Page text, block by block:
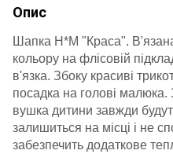
Опис
Шапка H*M "Краса".
кольору на флісовій
в'язка. Збоку красиві
посадка на голові
вушка дитини завжди
залишиться на місці і не
забезпечить додаткове